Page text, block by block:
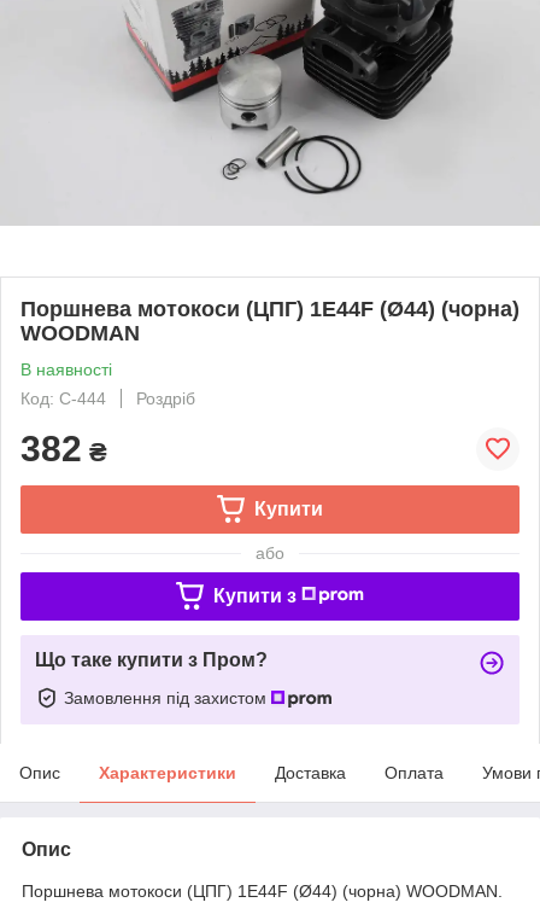
Поршнева мотокоси (ЦПГ) 1E44F (Ø44) (чорна)
WOODMAN
В наявності
Код: C-444
Роздріб
382 ₴
Купити
або
Купити з
Що таке купити з Пром?
Замовлення під захистом
Опис Характеристики Доставка Оплата Умови
Опис
Поршнева мотокоси (ЦПГ) 1E44F (Ø44) (чорна) WOODMAN.